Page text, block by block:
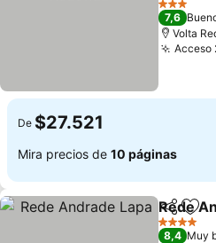
Ver
3 Estrellas
7,6
Volta
Acceso
De $27.521
Mira precios de 10 páginas
Rede
4 Estrellas
8,4 Muy